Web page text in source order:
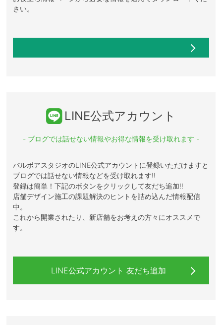
さい。
LINE公式アカウント
- ブログでは話せない情報やお得な情報を受け取れます -
バルボアスタジオのLINE公式アカウントに登録いただけますと
ブログでは話せない情報などを受け取れます!!
登録は簡単！下記のボタンをクリックして友だち追加!!
店舗デザイン施工の課題解決のヒントを詰め込んだ情報配信
中。
これから開業されたり、新店舗をお考えの方々にオススメで
す。
LINE公式アカウント 友だち追加